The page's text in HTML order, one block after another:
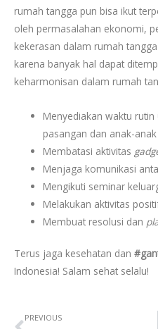
rumah tangga pun bisa ikut
oleh permasalahan ekonomi,
kekerasan dalam rumah
karena banyak hal dapat
keharmonisan dalam rumah
Menyediakan waktu rutin
pasangan dan anak-anak
Membatasi aktivitas
Menjaga komunikasi
Mengikuti seminar
Melakukan aktivitas
Membuat resolusi dan
Terus jaga kesehatan dan
Indonesia! Salam sehat selalu!
PREVIOUS